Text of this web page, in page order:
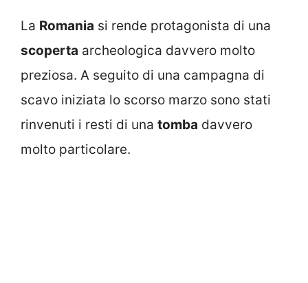
La Romania si rende protagonista di una
scoperta archeologica davvero molto
preziosa. A seguito di una campagna di
scavo iniziata lo scorso marzo sono stati
rinvenuti i resti di una tomba davvero
molto particolare.